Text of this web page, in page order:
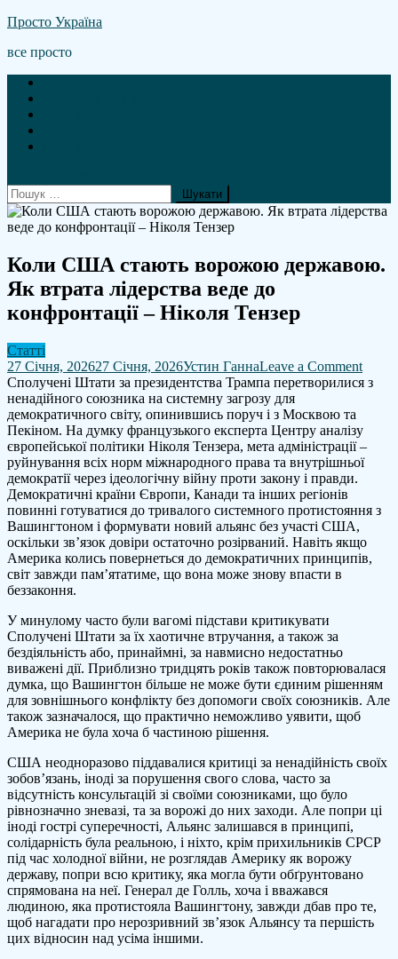
Skip
content
Просто Україна
все просто
Пошук:
Коли США стають ворожою державою.
Як втрата лідерства веде до
конфронтації – Ніколя Тензер
Статті
27 Січня, 202627 Січня, 2026Устин ГаннаLeave a Commenton
Коли
Як
веде
–
Сполучені Штати за президентства Трампа перетворилися з
ненадійного союзника на системну загрозу для
демократичного світу, опинившись поруч і з Москвою та
Пекіном. На думку французького експерта Центру аналізу
європейської політики Ніколя Тензера, мета адміністрації –
руйнування всіх норм міжнародного права та внутрішньої
демократії через ідеологічну війну проти закону і правди.
Демократичні країни Європи, Канади та інших регіонів
повинні готуватися до тривалого системного протистояння з
Вашингтоном і формувати новий альянс без участі США,
оскільки зв’язок довіри остаточно розірваний. Навіть якщо
Америка колись повернеться до демократичних принципів,
світ завжди пам’ятатиме, що вона може знову впасти в
беззаконня.
У минулому часто були вагомі підстави критикувати
Сполучені Штати за їх хаотичне втручання, а також за
бездіяльність або, принаймні, за навмисно недостатньо
виважені дії. Приблизно тридцять років також повторювалася
думка, що Вашингтон більше не може бути єдиним рішенням
для зовнішнього конфлікту без допомоги своїх союзників. Але
також зазначалося, що практично неможливо уявити, щоб
Америка не була хоча б частиною рішення.
США неодноразово піддавалися критиці за ненадійність своїх
зобов’язань, іноді за порушення свого слова, часто за
відсутність консультацій зі своїми союзниками, що було
рівнозначно зневазі, та за ворожі до них заходи. Але попри ці
іноді гострі суперечності, Альянс залишався в принципі,
солідарність була реальною, і ніхто, крім прихильників СРСР
під час холодної війни, не розглядав Америку як ворожу
державу, попри всю критику, яка могла бути обґрунтовано
спрямована на неї. Генерал де Голль, хоча і вважався
людиною, яка протистояла Вашингтону, завжди дбав про те,
щоб нагадати про нерозривний зв’язок Альянсу та першість
цих відносин над усіма іншими.